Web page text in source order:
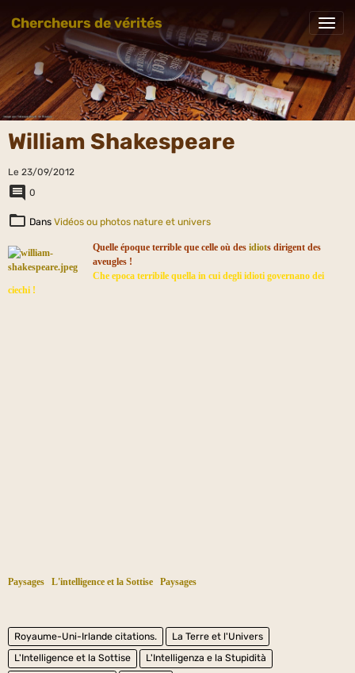
Chercheurs de vérités
William Shakespeare
Le 23/09/2012
0
Dans Vidéos ou photos nature et univers
Quelle époque terrible que celle où des idiots dirigent des
aveugles !
Che epoca terribile quella in cui degli idioti governano dei
ciechi !
Paysages L'intelligence et la Sottise Paysages
Royaume-Uni-Irlande citations.
La Terre et l'Univers
L'Intelligence et la Sottise
L'Intelligenza e la Stupidità